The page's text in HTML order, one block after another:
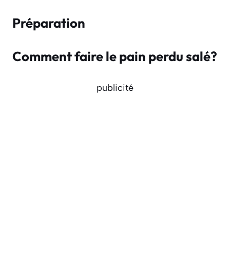
Préparation
Comment faire le pain perdu salé?
publicité